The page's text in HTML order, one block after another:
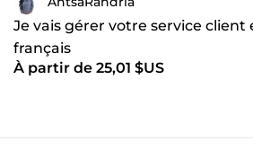
Je vais gérer votre service client
français
À partir de 25,01 $US